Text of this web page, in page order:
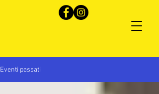
Eventi passati